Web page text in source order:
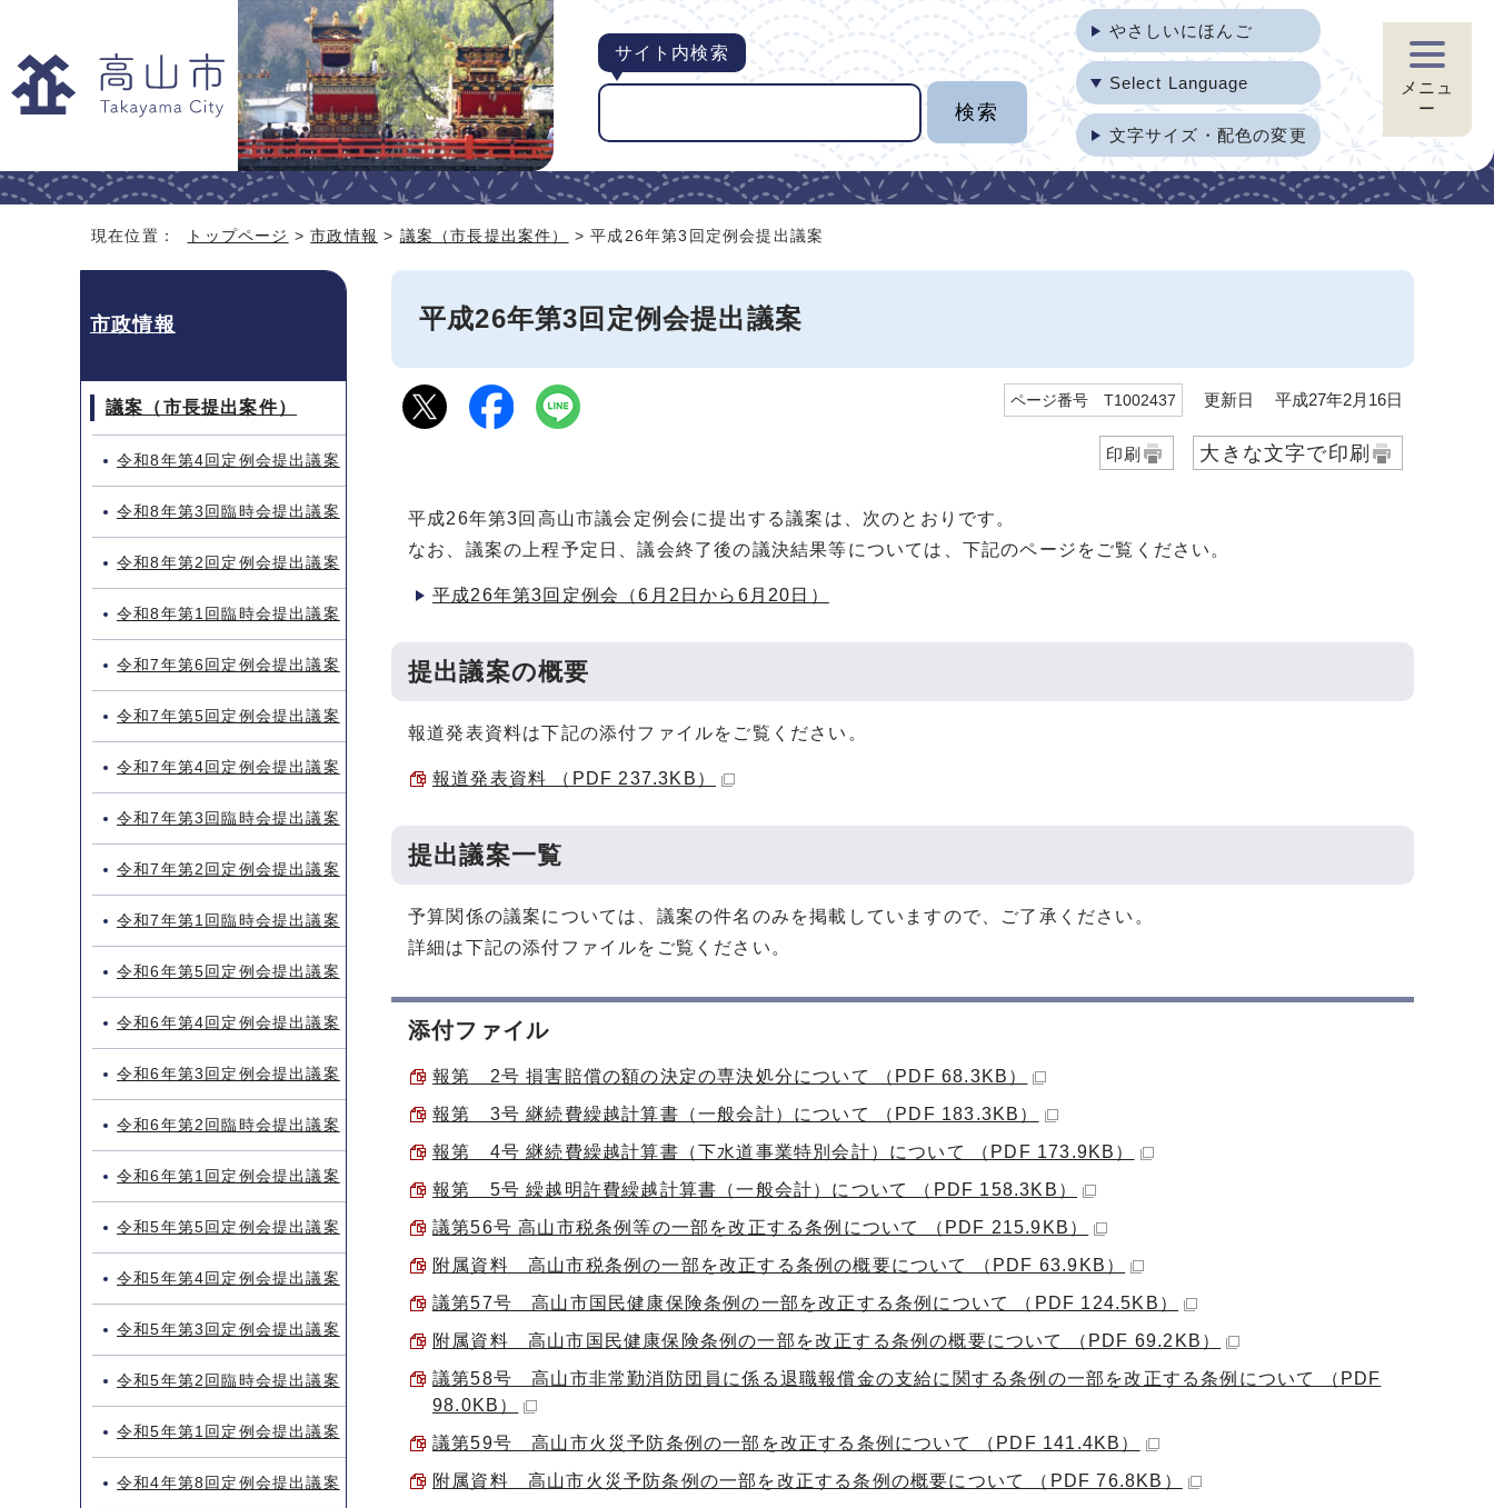
サイト内検索
やさしいにほんご
Select Language
文字サイズ・配色の変更
メニュ
ー
現在位置： トップページ >市政情報 > 議案（市長提出案件） > 平成26年第3回定例会提出議案
平成26年第3回定例会提出議案
ページ番号 T1002437 更新日 平成27年2月16日
印刷 大きな文字で印刷
平成26年第3回高山市議会定例会に提出する議案は、次のとおりです。
なお、議案の上程予定日、議会終了後の議決結果等については、下記のページをご覧ください。
平成26年第3回定例会（6月2日から6月20日）
提出議案の概要
報道発表資料は下記の添付ファイルをご覧ください。
報道発表資料 （PDF 237.3KB）
提出議案一覧
予算関係の議案については、議案の件名のみを掲載していますので、ご了承ください。
詳細は下記の添付ファイルをご覧ください。
添付ファイル
報第 2号 損害賠償の額の決定の専決処分について （PDF 68.3KB）
報第 3号 継続費繰越計算書（一般会計）について （PDF 183.3KB）
報第 4号 継続費繰越計算書（下水道事業特別会計）について （PDF 173.9KB）
報第 5号 繰越明許費繰越計算書（一般会計）について （PDF 158.3KB）
議第56号 高山市税条例等の一部を改正する条例について （PDF 215.9KB）
附属資料 高山市税条例の一部を改正する条例の概要について （PDF 63.9KB）
議第57号 高山市国民健康保険条例の一部を改正する条例について （PDF 124.5KB）
附属資料 高山市国民健康保険条例の一部を改正する条例の概要について （PDF 69.2KB）
議第58号 高山市非常勤消防団員に係る退職報償金の支給に関する条例の一部を改正する条例について （PDF
98.0KB）
議第59号 高山市火災予防条例の一部を改正する条例について （PDF 141.4KB）
附属資料 高山市火災予防条例の一部を改正する条例の概要について （PDF 76.8KB）
市政情報
議案（市長提出案件）
令和8年第4回定例会提出議案
令和8年第3回臨時会提出議案
令和8年第2回定例会提出議案
令和8年第1回臨時会提出議案
令和7年第6回定例会提出議案
令和7年第5回定例会提出議案
令和7年第4回定例会提出議案
令和7年第3回臨時会提出議案
令和7年第2回定例会提出議案
令和7年第1回臨時会提出議案
令和6年第5回定例会提出議案
令和6年第4回定例会提出議案
令和6年第3回定例会提出議案
令和6年第2回臨時会提出議案
令和6年第1回定例会提出議案
令和5年第5回定例会提出議案
令和5年第4回定例会提出議案
令和5年第3回定例会提出議案
令和5年第2回臨時会提出議案
令和5年第1回定例会提出議案
令和4年第8回定例会提出議案